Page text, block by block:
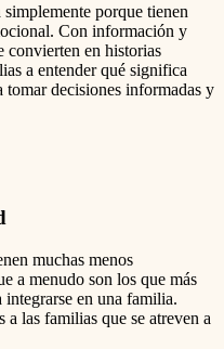
porque tienen
Con información y
convierten en historias
a entender qué significa
tomar decisiones informadas y
muchas menos
a menudo son los que más
integrarse en una familia.
las familias que se atreven a